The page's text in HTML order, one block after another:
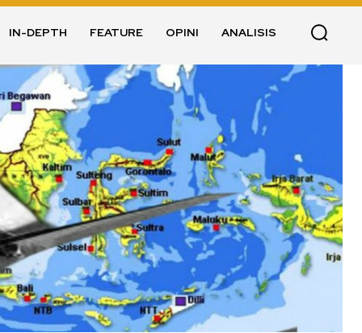
IN-DEPTH FEATURE OPINI ANALISIS